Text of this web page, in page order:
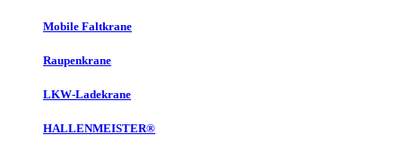
Mobile Faltkrane
Raupenkrane
LKW-Ladekrane
HALLENMEISTER®